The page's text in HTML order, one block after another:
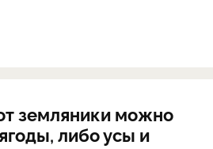
земляники можно
либо усы и